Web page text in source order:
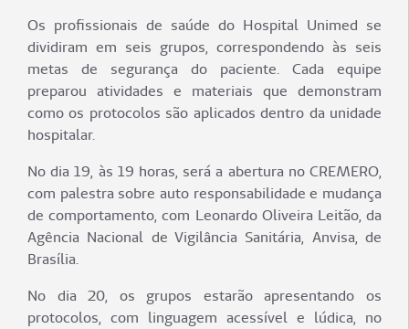
Os profissionais de saúde do Hospital Unimed se
dividiram em seis grupos, correspondendo às seis
metas de segurança do paciente. Cada equipe
preparou atividades e materiais que demonstram
como os protocolos são aplicados dentro da unidade
hospitalar.
No dia 19, às 19 horas, será a abertura no CREMERO,
com palestra sobre auto responsabilidade e mudança
de comportamento, com Leonardo Oliveira Leitão, da
Agência Nacional de Vigilância Sanitária, Anvisa, de
Brasília.
No dia 20, os grupos estarão apresentando os
protocolos, com linguagem acessível e lúdica, no